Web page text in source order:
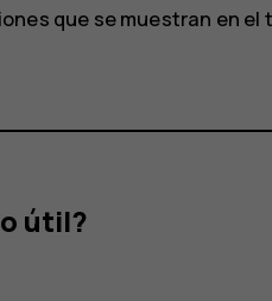
que se muestran en el
útil?